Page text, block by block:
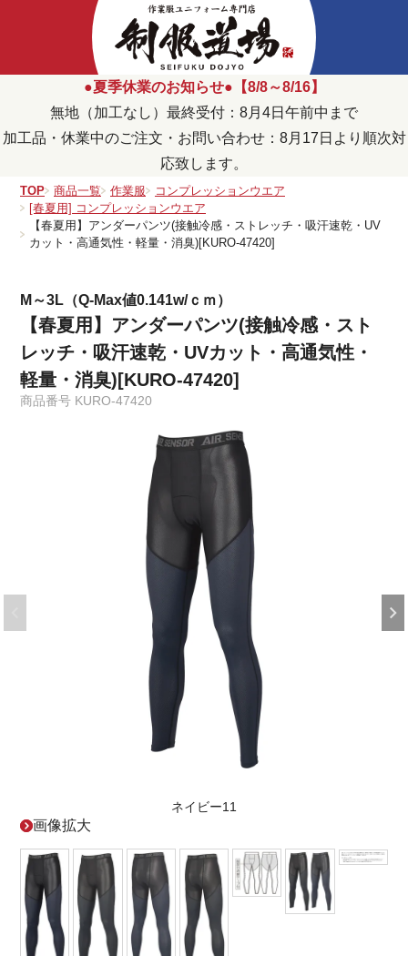
●夏季休業のお知らせ●【8/8～8/16】
無地（加工なし）最終受付：8月4日午前中まで
加工品・休業中のご注文・お問い合わせ：8月17日より順次対
応致します。
TOP 商品一覧 作業服
コンプレッションウエア
[春夏用] コンプレッションウエア
【春夏用】アンダーパンツ(接触冷感・ストレッチ・吸汗速乾・UV
カット・高通気性・軽量・消臭)[KURO-47420]
M～3L（Q-Max値0.141w/ｃｍ）
【春夏用】アンダーパンツ(接触冷感・スト
レッチ・吸汗速乾・UVカット・高通気性・
軽量・消臭)[KURO-47420]
商品番号 KURO-47420
ネイビー11
画像拡大